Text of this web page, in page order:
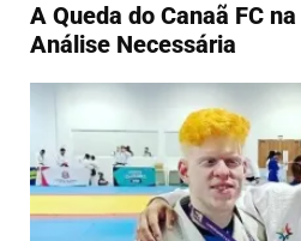
A Queda do Canaã FC
Análise Necessária